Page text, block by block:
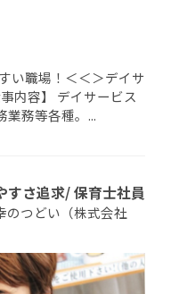
い職場！＜＜＞デイサ
内容】 デイサービス
業務等各種。...
すさ追求/ 保育士社員
のつどい（株式会社